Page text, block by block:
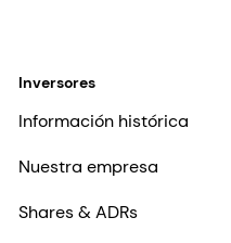
Inversores
Información histórica
Nuestra empresa
Shares & ADRs